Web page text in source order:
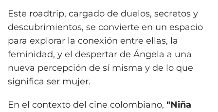
Este roadtrip, cargado de duelos, secretos y
descubrimientos, se convierte en un espacio
para explorar la conexión entre ellas, la
feminidad, y el despertar de Ángela a una
nueva percepción de sí misma y de lo que
significa ser mujer.
En el contexto del cine colombiano, "Niña